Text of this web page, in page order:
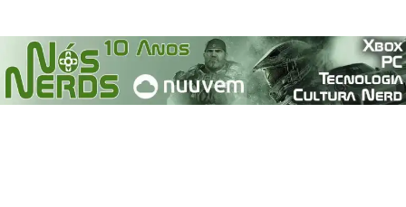
para
conteúdo